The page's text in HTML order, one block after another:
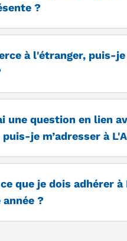
?
à l'étranger, puis-je
une question en lien
je m’adresser à
que je dois adhérer à
année ?